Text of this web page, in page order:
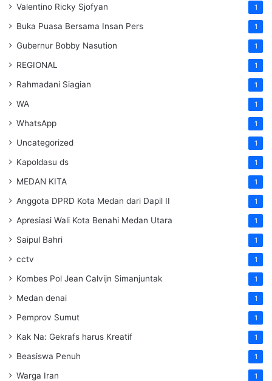
Valentino Ricky Sjofyan 1
Buka Puasa Bersama Insan Pers 1
Gubernur Bobby Nasution 1
REGIONAL 1
Rahmadani Siagian 1
WA 1
WhatsApp 1
Uncategorized 1
Kapoldasu ds 1
MEDAN KITA 1
Anggota DPRD Kota Medan dari Dapil II 1
Apresiasi Wali Kota Benahi Medan Utara 1
Saipul Bahri 1
cctv 1
Kombes Pol Jean Calvijn Simanjuntak 1
Medan denai 1
Pemprov Sumut 1
Kak Na: Gekrafs harus Kreatif 1
Beasiswa Penuh 1
Warga Iran 1